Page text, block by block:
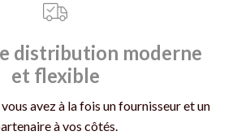
distribution moderne
et flexible
avez à la fois un fournisseur et un
à vos côtés.